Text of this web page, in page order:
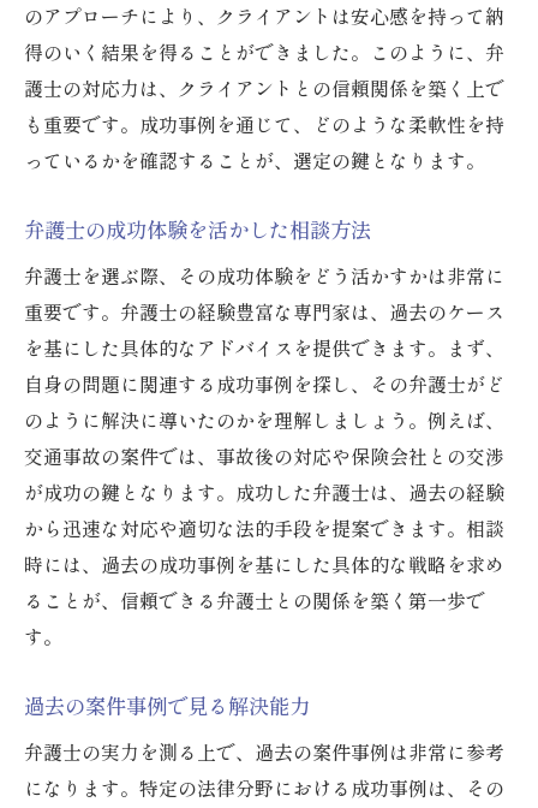
のアプローチにより、クライアントは安心感を持って納
得のいく結果を得ることができました。このように、弁
護士の対応力は、クライアントとの信頼関係を築く上で
も重要です。成功事例を通じて、どのような柔軟性を持
っているかを確認することが、選定の鍵となります。
弁護士の成功体験を活かした相談方法
弁護士を選ぶ際、その成功体験をどう活かすかは非常に
重要です。弁護士の経験豊富な専門家は、過去のケース
を基にした具体的なアドバイスを提供できます。まず、
自身の問題に関連する成功事例を探し、その弁護士がど
のように解決に導いたのかを理解しましょう。例えば、
交通事故の案件では、事故後の対応や保険会社との交渉
が成功の鍵となります。成功した弁護士は、過去の経験
から迅速な対応や適切な法的手段を提案できます。相談
時には、過去の成功事例を基にした具体的な戦略を求め
ることが、信頼できる弁護士との関係を築く第一歩で
す。
過去の案件事例で見る解決能力
弁護士の実力を測る上で、過去の案件事例は非常に参考
になります。特定の法律分野における成功事例は、その